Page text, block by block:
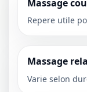
Massage
Repere utile
Massage
Varie selon